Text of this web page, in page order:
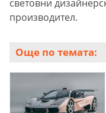
световни
производител.
Още по темата: